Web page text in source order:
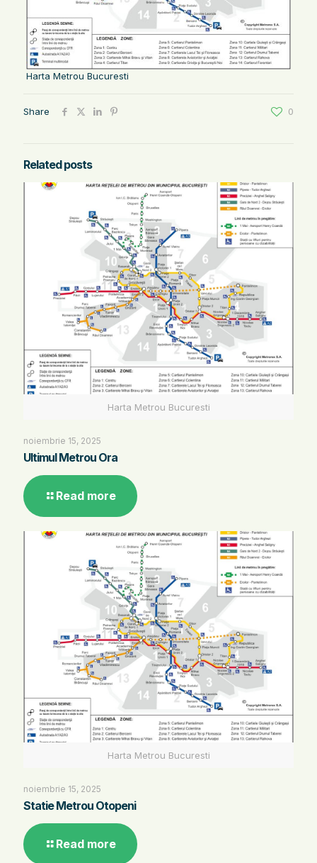
Harta Metrou Bucuresti
Share 0
Related posts
Harta Metrou Bucuresti
noiembrie 15, 2025
Ultimul Metrou Ora
Read more
Harta Metrou Bucuresti
noiembrie 15, 2025
Statie Metrou Otopeni
Read more